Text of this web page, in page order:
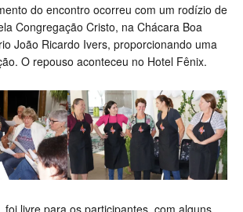
do encontro ocorreu com um rodízio de
Congregação Cristo, na Chácara Boa
João Ricardo Ivers, proporcionando uma
O repouso aconteceu no Hotel Fênix.